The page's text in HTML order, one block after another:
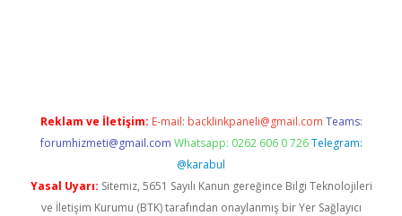
Reklam ve İletişim: E-mail: backlinkpaneli@gmail.com Teams:
forumhizmeti@gmail.com Whatsapp: 0262 606 0 726 Telegram:
@karabul
Yasal Uyarı: Sitemiz, 5651 Sayılı Kanun gereğince Bilgi Teknolojileri
ve İletişim Kurumu (BTK) tarafından onaylanmış bir Yer Sağlayıcı